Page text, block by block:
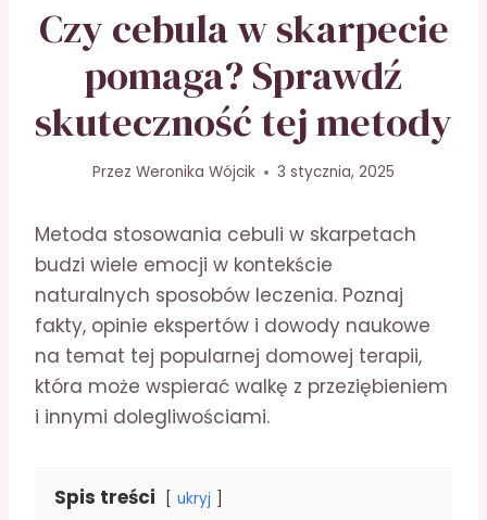
Czy cebula w skarpecie
pomaga? Sprawdź
skuteczność tej metody
Przez Weronika Wójcik 3 stycznia, 2025
Metoda stosowania cebuli w skarpetach
budzi wiele emocji w kontekście
naturalnych sposobów leczenia. Poznaj
fakty, opinie ekspertów i dowody naukowe
na temat tej popularnej domowej terapii,
która może wspierać walkę z przeziębieniem
i innymi dolegliwościami.
Spis treści ukryj